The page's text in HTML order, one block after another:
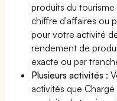
produits du
chiffre d'affaires ou
pour votre activité
rendement de
exacte ou par
Plusieurs activités :
activités que